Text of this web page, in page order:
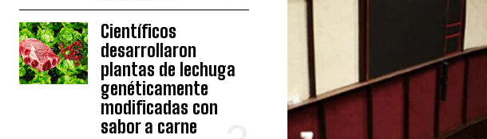
Científicos
desarrollaron
plantas de lechuga
genéticamente
modificadas con
sabor a carne